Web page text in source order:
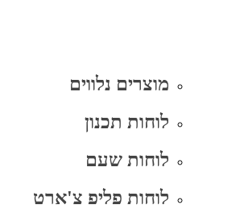
מוצרים נלווים
לוחות תכנון
לוחות שעם
לוחות פליפ צ'ארט